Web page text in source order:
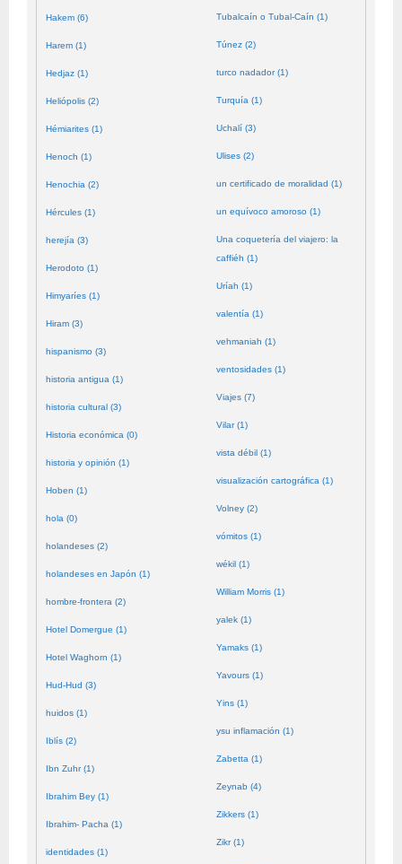
Hakem (6)
Harem (1)
Hedjaz (1)
Heliópolis (2)
Hémiarites (1)
Henoch (1)
Henochia (2)
Hércules (1)
herejía (3)
Herodoto (1)
Himyaríes (1)
Hiram (3)
hispanismo (3)
historia antigua (1)
historia cultural (3)
Historia económica (0)
historia y opinión (1)
Hoben (1)
hola (0)
holandeses (2)
holandeses en Japón (1)
hombre-frontera (2)
Hotel Domergue (1)
Hotel Waghorn (1)
Hud-Hud (3)
huidos (1)
Iblís (2)
Ibn Zuhr (1)
Ibrahim Bey (1)
Ibrahim- Pacha (1)
identidades (1)
Tubalcaín o Tubal-Caín (1)
Túnez (2)
turco nadador (1)
Turquía (1)
Uchalí (3)
Ulises (2)
un certificado de moralidad (1)
un equívoco amoroso (1)
Una coquetería del viajero: la
caffiéh (1)
Uríah (1)
valentía (1)
vehmaniah (1)
ventosidades (1)
Viajes (7)
Vilar (1)
vista débil (1)
visualización cartográfica (1)
Volney (2)
vómitos (1)
wékil (1)
William Morris (1)
yalek (1)
Yamaks (1)
Yavours (1)
Yins (1)
ysu inflamación (1)
Zabetta (1)
Zeynab (4)
Zikkers (1)
Zikr (1)